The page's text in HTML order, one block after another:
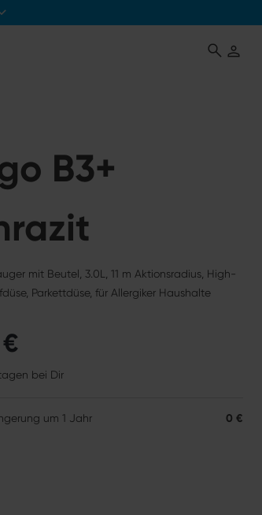
B3+
mit Beutel, 3.0L, 11 m Aktionsradius, High-
Parkettdüse, für Allergiker Haushalte
bei Dir
um 1 Jahr 0 €